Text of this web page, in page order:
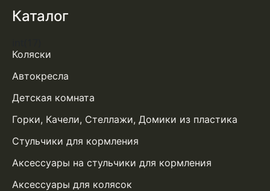
Каталог
Коляски
Автокресла
Детская комната
Горки, Качели, Стеллажи, Домики из пластика
Стульчики для кормления
Аксессуары на стульчики для кормления
Аксессуары для колясок